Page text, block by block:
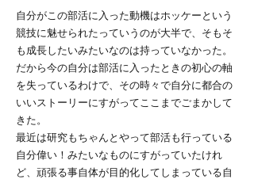
自分がこの部活に入った動機はホッケーという
競技に魅せられたっていうのが大半で、そもそ
も成長したいみたいなのは持っていなかった。
だから今の自分は部活に入ったときの初心の軸
を失っているわけで、その時々で自分に都合の
いいストーリーにすがってここまでごまかして
きた。
最近は研究もちゃんとやって部活も行っている
自分偉い！みたいなものにすがっていたけれ
ど、頑張る事自体が目的化してしまっている自